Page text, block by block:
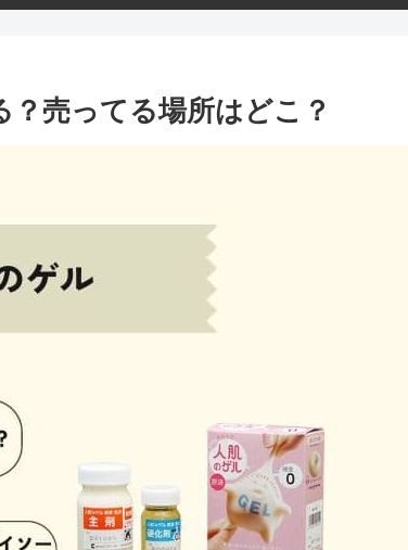
売ってる場所はどこ？